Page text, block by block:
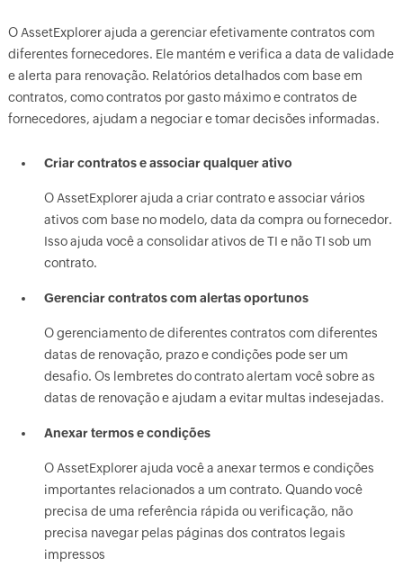
O AssetExplorer ajuda a gerenciar efetivamente contratos com
diferentes fornecedores. Ele mantém e verifica a data de validade
e alerta para renovação. Relatórios detalhados com base em
contratos, como contratos por gasto máximo e contratos de
fornecedores, ajudam a negociar e tomar decisões informadas.
Criar contratos e associar qualquer ativo
O AssetExplorer ajuda a criar contrato e associar vários
ativos com base no modelo, data da compra ou fornecedor.
Isso ajuda você a consolidar ativos de TI e não TI sob um
contrato.
Gerenciar contratos com alertas oportunos
O gerenciamento de diferentes contratos com diferentes
datas de renovação, prazo e condições pode ser um
desafio. Os lembretes do contrato alertam você sobre as
datas de renovação e ajudam a evitar multas indesejadas.
Anexar termos e condições
O AssetExplorer ajuda você a anexar termos e condições
importantes relacionados a um contrato. Quando você
precisa de uma referência rápida ou verificação, não
precisa navegar pelas páginas dos contratos legais
impressos